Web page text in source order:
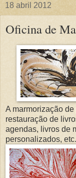
18 abril 2012
Oficina de
A marmorização
restauração de
agendas, livros de
personalizados, etc.